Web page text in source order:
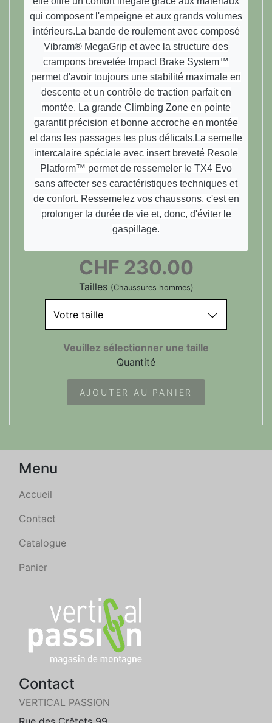
qui composent l'empeigne et aux grands volumes
intérieurs.La bande de roulement avec composé
Vibram® MegaGrip et avec la structure des
crampons brevetée Impact Brake System™
permet d'avoir toujours une stabilité maximale en
descente et un contrôle de traction parfait en
montée. La grande Climbing Zone en pointe
garantit précision et bonne accroche en montée
et dans les passages les plus délicats.La semelle
intercalaire spéciale avec insert breveté Resole
Platform™ permet de ressemeler le TX4 Evo
sans affecter ses caractéristiques techniques et
de confort. Ressemelez vos chaussons, c'est en
prolonger la durée de vie et, donc, d'éviter le
gaspillage.
CHF 230.00
Tailles (Chaussures hommes)
Votre taille
Veuillez sélectionner une taille
Quantité
AJOUTER AU PANIER
Menu
Accueil
Contact
Catalogue
Panier
Contact
VERTICAL PASSION